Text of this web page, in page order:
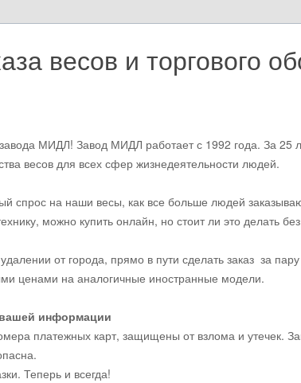
весов и торгового
МИДЛ! Завод МИДЛ работает с 1992 года. За 25
весов для всех сфер жизнедеятельности людей.
на наши весы, как все больше людей
можно купить онлайн, но стоит ли это делать
от города, прямо в пути сделать заказ за
ценами на аналогичные иностранные модели.
информации
платежных карт, защищены от взлома и утечек.
Теперь и всегда!